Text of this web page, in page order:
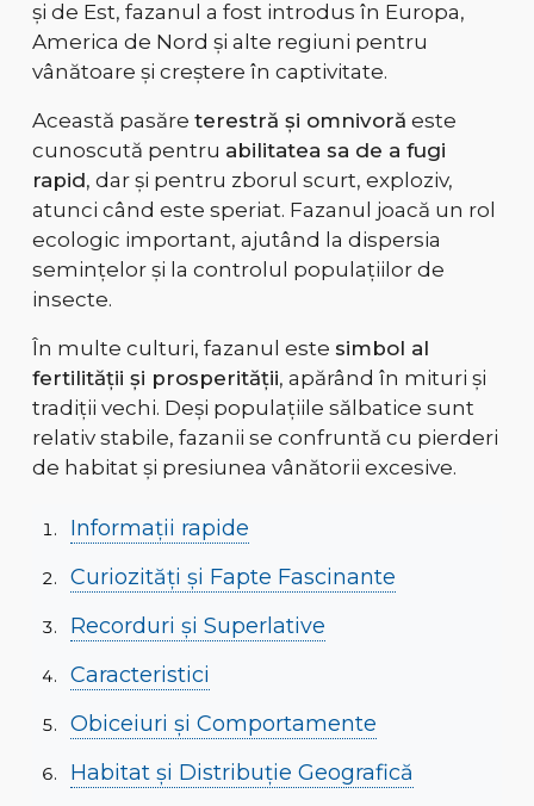
și de Est, fazanul a fost introdus în Europa,
America de Nord și alte regiuni pentru
vânătoare și creștere în captivitate.
Această pasăre terestră și omnivoră este
cunoscută pentru abilitatea sa de a fugi
rapid, dar și pentru zborul scurt, exploziv,
atunci când este speriat. Fazanul joacă un rol
ecologic important, ajutând la dispersia
semințelor și la controlul populațiilor de
insecte.
În multe culturi, fazanul este simbol al
fertilității și prosperității, apărând în mituri și
tradiții vechi. Deși populațiile sălbatice sunt
relativ stabile, fazanii se confruntă cu pierderi
de habitat și presiunea vânătorii excesive.
Informații rapide
Curiozități și Fapte Fascinante
Recorduri și Superlative
Caracteristici
Obiceiuri și Comportamente
Habitat și Distribuție Geografică